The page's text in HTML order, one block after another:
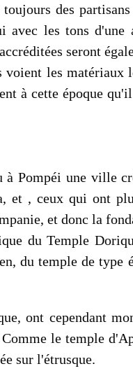
des
avec les tons d'une
seront
voient les matériaux
à cette époque
à Pompéi une ville
et , ceux qui ont
et donc la
du Temple
du temple de type
ont cependant
le temple
sur l'étrusque.